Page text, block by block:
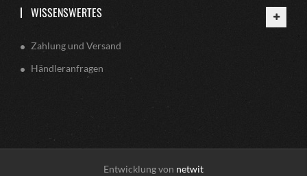
WISSENSWERTES
Zahlung und Versand
Händleranfragen
Entwicklung von netwit